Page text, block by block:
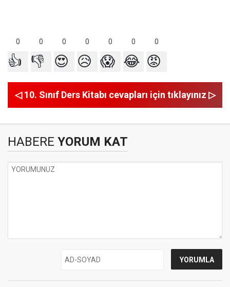
0 0 0 0 0 0 0
👍 👎 😍 😥 😱 😂 😡
◁ 10. Sınıf Ders Kitabı cevapları için tıklayınız ▷
HABERE YORUM KAT